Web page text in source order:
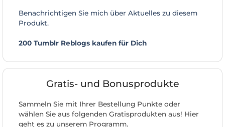
Benachrichtigen Sie mich über Aktuelles zu diesem
Produkt.
200 Tumblr Reblogs kaufen für Dich
Gratis- und Bonusprodukte
Sammeln Sie mit Ihrer Bestellung Punkte oder
wählen Sie aus folgenden Gratisprodukten aus! Hier
geht es zu unserem Programm.